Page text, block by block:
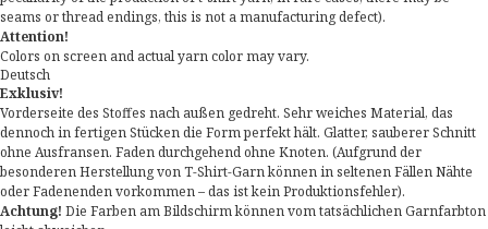
seams or thread endings, this is not a manufacturing defect).
Attention!
Colors on screen and actual yarn color may vary.
Deutsch
Exklusiv!
Vorderseite des Stoffes nach außen gedreht. Sehr weiches Material, das
dennoch in fertigen Stücken die Form perfekt hält. Glatter, sauberer Schnitt
ohne Ausfransen. Faden durchgehend ohne Knoten. (Aufgrund der
besonderen Herstellung von T-Shirt-Garn können in seltenen Fällen Nähte
oder Fadenenden vorkommen – das ist kein Produktionsfehler).
Achtung! Die Farben am Bildschirm können vom tatsächlichen Garnfarbton